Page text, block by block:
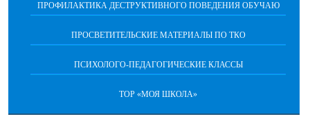
ПРОФИЛАКТИКА ДЕСТРУКТИВНОГО ПОВЕДЕНИЯ ОБУЧАЮ
ПРОСВЕТИТЕЛЬСКИЕ МАТЕРИАЛЫ ПО ТКО
ПСИХОЛОГО-ПЕДАГОГИЧЕСКИЕ КЛАССЫ
ТОР «МОЯ ШКОЛА»